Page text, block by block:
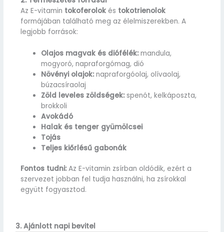
Az E-vitamin tokoferolok és tokotrienolok
formájában található meg az élelmiszerekben. A
legjobb források:
Olajos magvak és diófélék: mandula,
mogyoró, napraforgómag, dió
Növényi olajok: napraforgóolaj, olívaolaj,
búzacsíraolaj
Zöld leveles zöldségek: spenót, kelkáposzta,
brokkoli
Avokádó
Halak és tenger gyümölcsei
Tojás
Teljes kiőrlésű gabonák
Fontos tudni: Az E-vitamin zsírban oldódik, ezért a
szervezet jobban fel tudja használni, ha zsírokkal
együtt fogyasztod.
3. Ajánlott napi bevitel